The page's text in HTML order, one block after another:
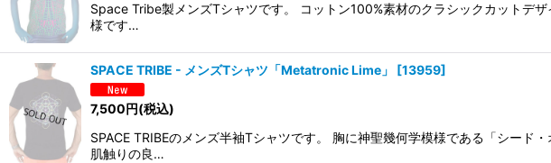
Space Tribe製メンズTシャツです。 コットン100%素材のクラシックカットデ
様です…
SPACE TRIBE - メンズTシャツ「Metatronic Lime」 [13959]
7,500円(税込)
SPACE TRIBEのメンズ半袖Tシャツです。 胸に神聖幾何学模様である「シード
肌触りの良…